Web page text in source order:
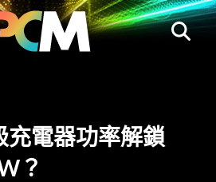
充電器功率解鎖
？